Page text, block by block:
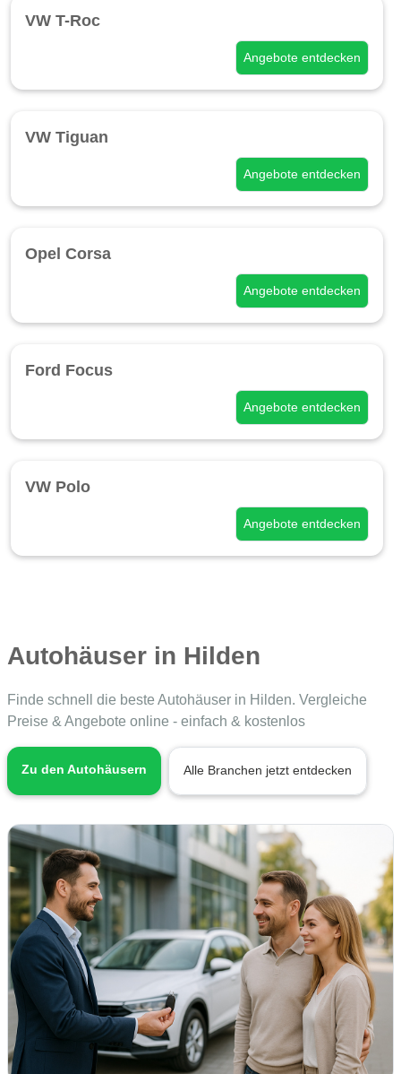
VW T-Roc
Angebote entdecken
VW Tiguan
Angebote entdecken
Opel Corsa
Angebote entdecken
Ford Focus
Angebote entdecken
VW Polo
Angebote entdecken
Autohäuser in Hilden
Finde schnell die beste Autohäuser in Hilden. Vergleiche
Preise & Angebote online - einfach & kostenlos
Zu den Autohäusern Alle Branchen jetzt entdecken